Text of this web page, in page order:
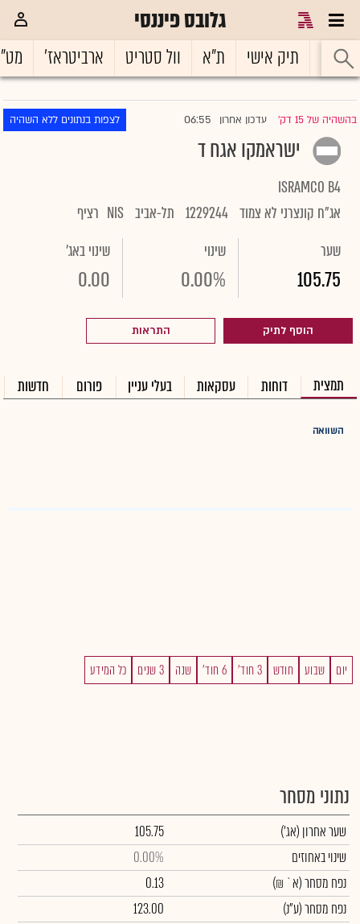
גלובס פיננסי
ראשי תיק אישי ת"א וול סטריט ארביטראז'
בהשהיה של 15 דק' |עדכון אחרון 06:55 לצפות בנתונים ללא השהיה
ישראמקו אגח ד
ISRAMCO B4
אג"ח קונצרני לא צמוד 1229244 תל-אביב NIS רציף
שער
105.75
שינוי
0.00%
שינוי באג'
0.00
הוסף לתיק התראות
תמצית דוחות עסקאות בעלי עניין פורום חדשות
השוואה
יום שבוע חודש 3 חוד' 6 חוד' שנה 3 שנים כל המידע
נתוני מסחר
שער אחרון (אג')
105.75
שינוי באחוזים
0.00%
נפח מסחר(א` ₪)
0.13
נפח מסחר(ע"נ)
123.00